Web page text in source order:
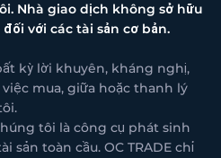
Nhà giao dịch không sở hữu
với các tài sản cơ bản.
kỳ lời khuyên, kháng nghị,
mua, giữa hoặc thanh lý
tôi là công cụ phát sinh
sản toàn cầu. OC TRADE chỉ